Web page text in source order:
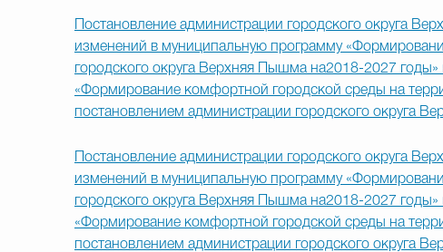
Постановление администрации городского округа
изменений в муниципальную программу
городского округа Верхняя Пышма на2018-2027 годы»
«Формирование комфортной городской среды на
постановлением администрации городского округа
Постановление администрации городского округа
изменений в муниципальную программу
городского округа Верхняя Пышма на2018-2027 годы»
«Формирование комфортной городской среды на
постановлением администрации городского округа